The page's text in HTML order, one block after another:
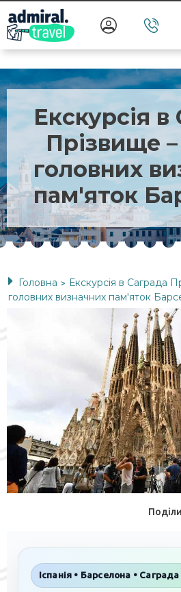
Екскурсія в
Прізвище
головних
пам'яток
Головна >
Екскурсія в Саграда
головних визначних пам'яток
Іспанія • Барселона •